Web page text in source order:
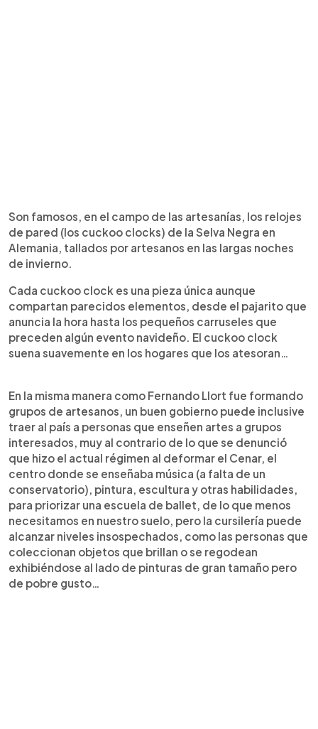
Son famosos, en el campo de las artesanías, los relojes
de pared (los cuckoo clocks) de la Selva Negra en
Alemania, tallados por artesanos en las largas noches
de invierno.
Cada cuckoo clock es una pieza única aunque
compartan parecidos elementos, desde el pajarito que
anuncia la hora hasta los pequeños carruseles que
preceden algún evento navideño. El cuckoo clock
suena suavemente en los hogares que los atesoran…
En la misma manera como Fernando Llort fue formando
grupos de artesanos, un buen gobierno puede inclusive
traer al país a personas que enseñen artes a grupos
interesados, muy al contrario de lo que se denunció
que hizo el actual régimen al deformar el Cenar, el
centro donde se enseñaba música (a falta de un
conservatorio), pintura, escultura y otras habilidades,
para priorizar una escuela de ballet, de lo que menos
necesitamos en nuestro suelo, pero la cursilería puede
alcanzar niveles insospechados, como las personas que
coleccionan objetos que brillan o se regodean
exhibiéndose al lado de pinturas de gran tamaño pero
de pobre gusto…